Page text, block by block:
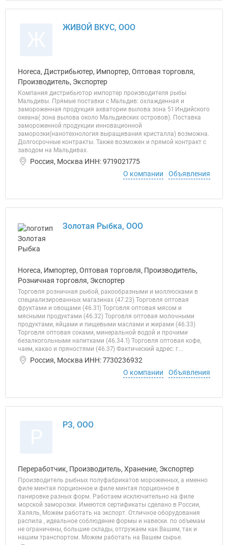
ЖИВОЙ ВКУС, ООО
Horeca, Дистрибьютер, Импортер, Оптовая торговля,
Производитель, Экспортер
Компания дистрибьютор импортер производителя рыбы
Мальдивы. Прямые поставки с Мальдив: охлажденная и
замороженная продукция акватории вылова зона 51 Индийского
океана( зона вылова около Мальдивских островов). Поставка
замороженной продукции инновационной
заморозки(нанотехнология выращивания кристалла) возможна.
Долгосрочные контракты. Также возможен и прямой контракт с
заводом на Мальдивах.
Россия, Москва ИНН: 9719021775
О компании
Объявления
Золотая Рыбка, ООО
Horeca, Импортер, Оптовая торговля, Производитель,
Розничная торговля, Экспортер
Торговля розничная рыбой, ракообразными и моллюсками в
специализированных магазинах (47.23) Торговля оптовая
фруктами и овощами (46.31) Торговля оптовая мясом и
мясными продуктами (46.32) Торговля оптовая молочными
продуктами, яйцами и пищевыми маслами и жирами (46.33)
Торговля оптовая соками, минеральной водой и прочими
безалкогольными напитками (46.34.1) Торговля оптовая кофе,
чаем, какао и пряностями (46.37) Фактический адрес: г...
Россия, Москва ИНН: 7730236932
О компании
Объявления
РЗ, ООО
Переработчик, Производитель, Хранение, Экспортер
Производитель рыбных полуфабрикатов мороженных, а именно
филе минтая порционное и филе минтая порционное в
панировке разных форм. Работаем исключительно на филе
морской заморозки. Имеются сертификаты сделано в России,
Халяль, Можем работать на экспорт. Отличное оборудования
распила , идеальное соблюдение формы и навески. по объемам
не ограничены, большие склады, отгружаем как Вашим, так и
нашим транспортом. Можем работать на Вашем сырье.